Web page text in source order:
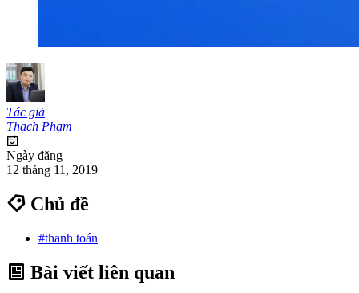
Tác giả
Thạch Phạm
Ngày đăng
12 tháng 11, 2019
Chủ đề
#thanh toán
Bài viết liên quan